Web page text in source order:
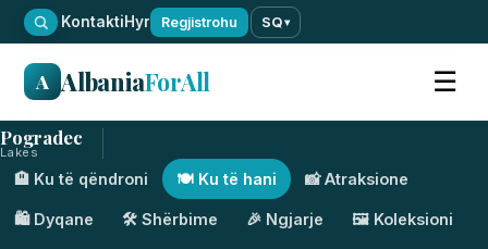
·KontaktiHyr Regjistrohu SQ▾
A AlbaniaForAll ☰
Pogradec
Lakes
🏨 Ku të qëndroni 🍽️ Ku të hani 📸 Atraksione
🛍️ Dyqane 🛠️ Shërbime 🎉 Ngjarje 🖼️ Koleksioni